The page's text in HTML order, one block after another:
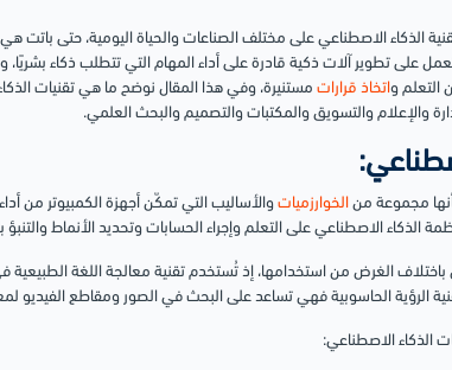
الذكاء الاصطناعي على مختلف الصناعات والحياة اليومية، حتى باتت
تعمل على تطوير آلات ذكية قادرة على أداء المهام التي تتطلب ذكاء
التعلم واتخاذ قرارات مستنيرة، وفي هذا المقال نوضح ما هي تقنيات
والإعلام والتسويق والمكتبات والتصميم والبحث العلمي.
مجموعة من الخوارزمياتوالأساليب التي تمكّن أجهزة الكمبيوتر من
الذكاء الاصطناعي على التعلم وإجراء الحسابات وتحديد الأنماط والتنبؤ
باختلاف الغرض من استخدامها، إذ تُستخدم تقنية معالجة اللغة
الرؤية الحاسوبية فهي تساعد على البحث في الصور ومقاطع الفيديو
الذكاء الاصطناعي: